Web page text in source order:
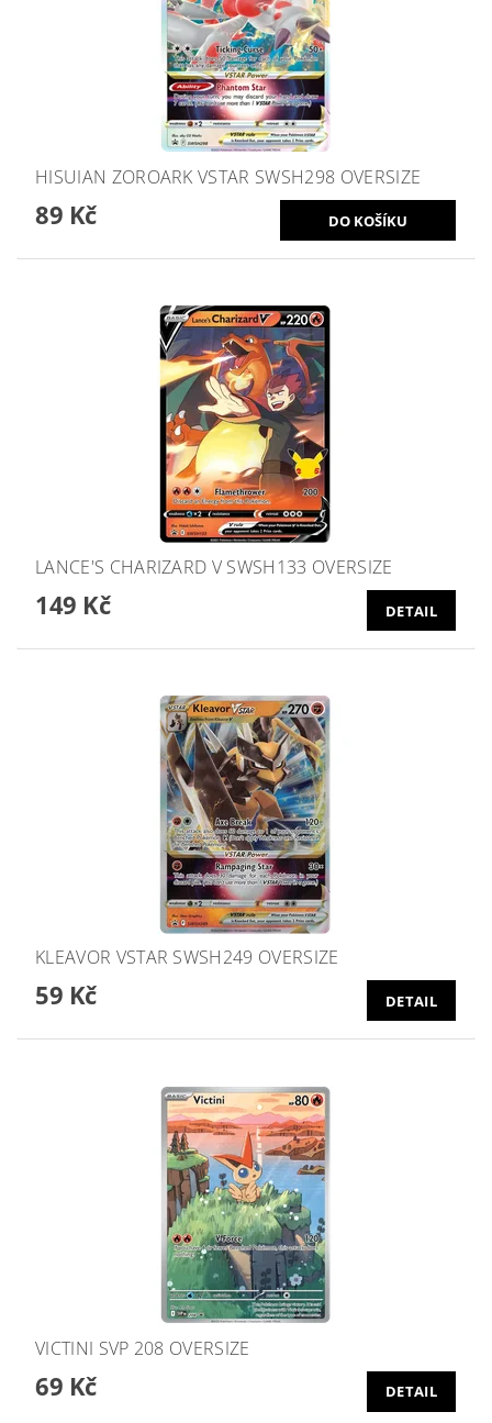
HISUIAN ZOROARK VSTAR SWSH298 OVERSIZE
89 Kč
LANCE'S CHARIZARD V SWSH133 OVERSIZE
149 Kč DETAIL
KLEAVOR VSTAR SWSH249 OVERSIZE
59 Kč DETAIL
VICTINI SVP 208 OVERSIZE
69 Kč DETAIL